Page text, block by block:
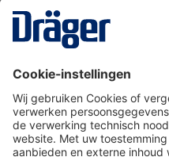
Dräger klantenservice